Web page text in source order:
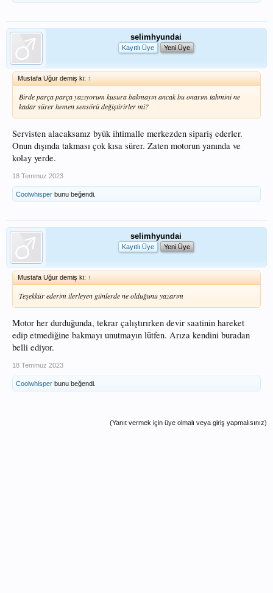
selimhyundai
Kayıtlı Üye Yeni Üye
Mustafa Uğur demiş ki: ↑
Birde parça parça yazıyorum kusura bakmayın ancak bu onarım tahmini ne
kadar sürer hemen sensörü değiştirirler mi?
Servisten alacaksanız byük ihtimalle merkezden sipariş ederler.
Onun dışında takması çok kısa sürer. Zaten motorun yanında ve
kolay yerde.
18 Temmuz 2023
Coolwhisper bunu beğendi.
selimhyundai
Kayıtlı Üye Yeni Üye
Mustafa Uğur demiş ki: ↑
Teşekkür ederim ilerleyen günlerde ne olduğunu yazarım
Motor her durduğunda, tekrar çalıştırırken devir saatinin hareket
edip etmediğine bakmayı unutmayın lütfen. Arıza kendini buradan
belli ediyor.
18 Temmuz 2023
Coolwhisper bunu beğendi.
(Yanıt vermek için üye olmalı veya giriş yapmalısınız)